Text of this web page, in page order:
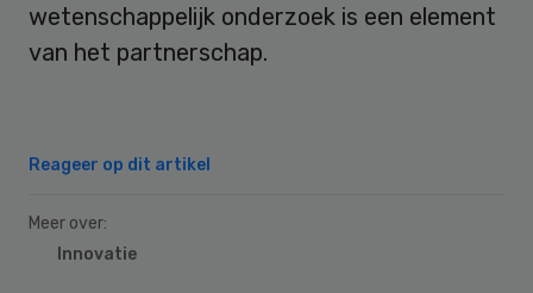
wetenschappelijk onderzoek is een element
van het partnerschap.
Reageer op dit artikel
Meer over:
Innovatie